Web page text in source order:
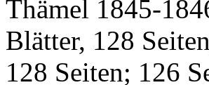
Thämel 1845-
Blätter, 128
128 Seiten; 126